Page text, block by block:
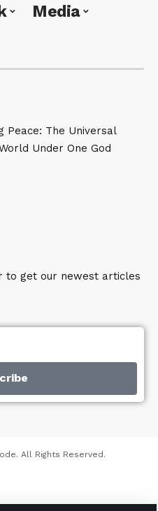
Media
Peace: The Universal
Under One God
to get our newest articles
All Rights Reserved.